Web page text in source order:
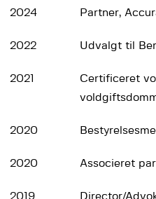
2024 Partner,
2022 Udvalgt til
2021
Certificeret
2020
2020 Associeret
2019 Director/